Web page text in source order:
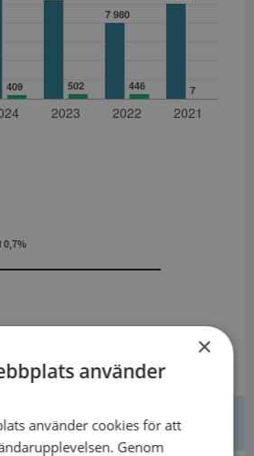
0,7%
21,8% ×
använder
använder cookies för att
Genom